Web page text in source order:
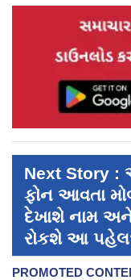
Next Story :
ફોન આવતા
દેખાશે નામ
રોકશે આ